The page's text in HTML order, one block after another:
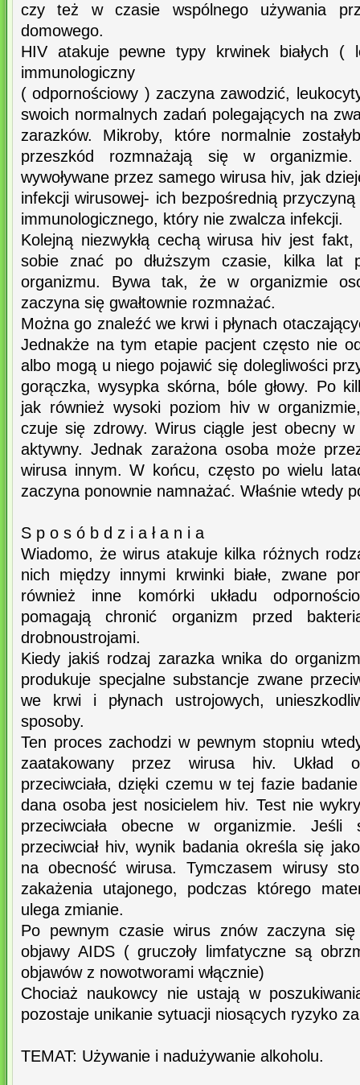
czy też w czasie wspólnego używania
domowego.
HIV atakuje pewne typy krwinek białych (
immunologiczny
( odpornościowy ) zaczyna zawodzić,
swoich normalnych zadań polegających na
zarazków. Mikroby, które normalnie
przeszkód rozmnażają się w
wywoływane przez samego wirusa hiv, jak
infekcji wirusowej- ich bezpośrednią
immunologicznego, który nie zwalcza infekcji.
Kolejną niezwykłą cechą wirusa hiv jest
sobie znać po dłuższym czasie, kilka lat
organizmu. Bywa tak, że w organizmie
zaczyna się gwałtownie rozmnażać.
Można go znaleźć we krwi i płynach
Jednakże na tym etapie pacjent często nie
albo mogą u niego pojawić się dolegliwości
gorączka, wysypka skórna, bóle głowy. Po
jak również wysoki poziom hiv w
czuje się zdrowy. Wirus ciągle jest obecny
aktywny. Jednak zarażona osoba może
wirusa innym. W końcu, często po wielu
zaczyna ponownie namnażać. Właśnie wtedy
S p o s ó b d z i a ł a n i a
Wiadomo, że wirus atakuje kilka różnych
nich między innymi krwinki białe, zwane
również inne komórki układu
pomagają chronić organizm przed
drobnoustrojami.
Kiedy jakiś rodzaj zarazka wnika do
produkuje specjalne substancje zwane
we krwi i płynach ustrojowych,
sposoby.
Ten proces zachodzi w pewnym stopniu
zaatakowany przez wirusa hiv. Układ
przeciwciała, dzięki czemu w tej fazie
dana osoba jest nosicielem hiv. Test nie
przeciwciała obecne w organizmie. Jeśli
przeciwciał hiv, wynik badania określa się
na obecność wirusa. Tymczasem wirusy
zakażenia utajonego, podczas którego
ulega zmianie.
Po pewnym czasie wirus znów zaczyna
objawy AIDS ( gruczoły limfatyczne są
objawów z nowotworami włącznie)
Chociaż naukowcy nie ustają w
pozostaje unikanie sytuacji niosących ryzyko
TEMAT: Używanie i nadużywanie alkoholu.